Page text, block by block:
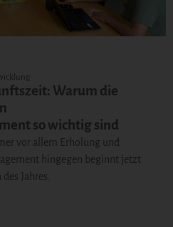
Warum die
so wichtig sind
vor allem Erholung und
hingegen beginnt jetzt
Jahres.